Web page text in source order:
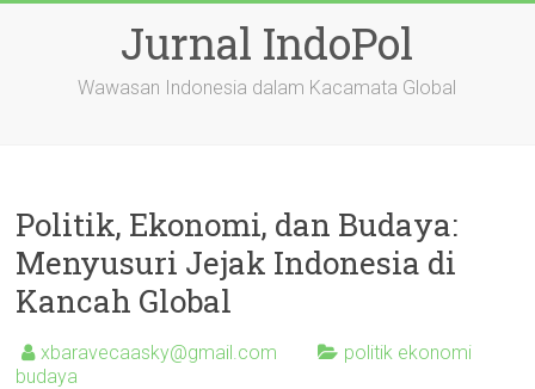
Jurnal IndoPol
Wawasan Indonesia dalam Kacamata Global
Politik, Ekonomi, dan Budaya:
Menyusuri Jejak Indonesia di
Kancah Global
xbaravecaasky@gmail.com
politik ekonomi
budaya